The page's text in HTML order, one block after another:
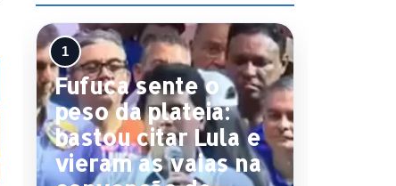
Fufuca sente o
peso da plateia:
bastou citar Lula e
vieram as vaias na